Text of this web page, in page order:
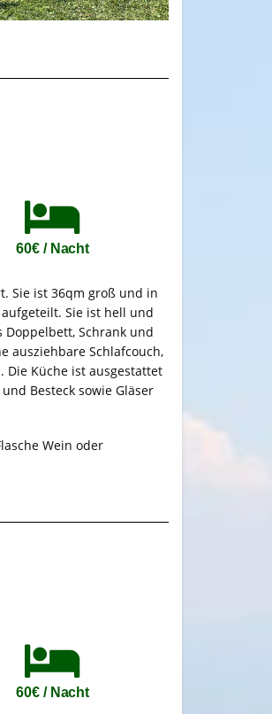
60€ / Nacht
Sie ist 36qm groß und in
Sie ist hell und
Schrank und
ausziehbare Schlafcouch,
Die Küche ist ausgestattet
Besteck sowie Gläser
Wein oder
60€ / Nacht